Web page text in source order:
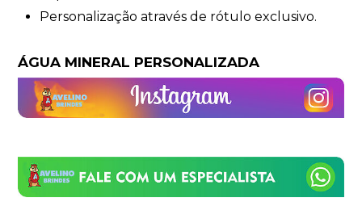
Personalização através de rótulo exclusivo.
ÁGUA MINERAL PERSONALIZADA